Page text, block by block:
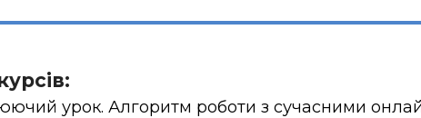
урок. Алгоритм роботи з сучасними